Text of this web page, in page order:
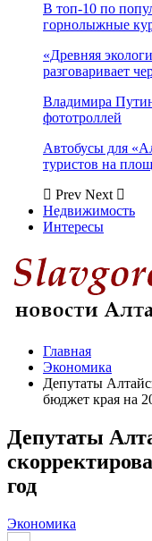
В топ-10 по
горнолыжные
«Древняя
разговаривает
Владимира
фототроллей
Автобусы для
туристов на
Prev Next
Недвижимость
Интересы
Главная
Экономика
Депутаты
бюджет края на
Депутаты
год
Экономика